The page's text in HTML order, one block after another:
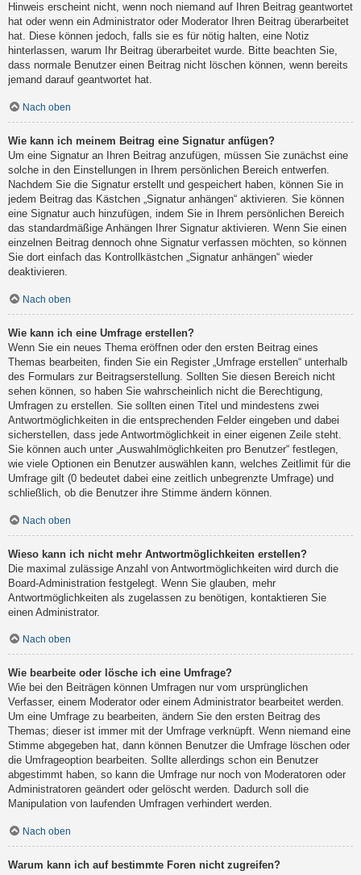
Hinweis erscheint nicht, wenn noch niemand auf Ihren Beitrag geantwortet
hat oder wenn ein Administrator oder Moderator Ihren Beitrag überarbeitet
hat. Diese können jedoch, falls sie es für nötig halten, eine Notiz
hinterlassen, warum Ihr Beitrag überarbeitet wurde. Bitte beachten Sie,
dass normale Benutzer einen Beitrag nicht löschen können, wenn bereits
jemand darauf geantwortet hat.
Nach oben
Wie kann ich meinem Beitrag eine Signatur anfügen?
Um eine Signatur an Ihren Beitrag anzufügen, müssen Sie zunächst eine
solche in den Einstellungen in Ihrem persönlichen Bereich entwerfen.
Nachdem Sie die Signatur erstellt und gespeichert haben, können Sie in
jedem Beitrag das Kästchen „Signatur anhängen“ aktivieren. Sie können
eine Signatur auch hinzufügen, indem Sie in Ihrem persönlichen Bereich
das standardmäßige Anhängen Ihrer Signatur aktivieren. Wenn Sie einen
einzelnen Beitrag dennoch ohne Signatur verfassen möchten, so können
Sie dort einfach das Kontrollkästchen „Signatur anhängen“ wieder
deaktivieren.
Nach oben
Wie kann ich eine Umfrage erstellen?
Wenn Sie ein neues Thema eröffnen oder den ersten Beitrag eines
Themas bearbeiten, finden Sie ein Register „Umfrage erstellen“ unterhalb
des Formulars zur Beitragserstellung. Sollten Sie diesen Bereich nicht
sehen können, so haben Sie wahrscheinlich nicht die Berechtigung,
Umfragen zu erstellen. Sie sollten einen Titel und mindestens zwei
Antwortmöglichkeiten in die entsprechenden Felder eingeben und dabei
sicherstellen, dass jede Antwortmöglichkeit in einer eigenen Zeile steht.
Sie können auch unter „Auswahlmöglichkeiten pro Benutzer“ festlegen,
wie viele Optionen ein Benutzer auswählen kann, welches Zeitlimit für die
Umfrage gilt (0 bedeutet dabei eine zeitlich unbegrenzte Umfrage) und
schließlich, ob die Benutzer ihre Stimme ändern können.
Nach oben
Wieso kann ich nicht mehr Antwortmöglichkeiten erstellen?
Die maximal zulässige Anzahl von Antwortmöglichkeiten wird durch die
Board-Administration festgelegt. Wenn Sie glauben, mehr
Antwortmöglichkeiten als zugelassen zu benötigen, kontaktieren Sie
einen Administrator.
Nach oben
Wie bearbeite oder lösche ich eine Umfrage?
Wie bei den Beiträgen können Umfragen nur vom ursprünglichen
Verfasser, einem Moderator oder einem Administrator bearbeitet werden.
Um eine Umfrage zu bearbeiten, ändern Sie den ersten Beitrag des
Themas; dieser ist immer mit der Umfrage verknüpft. Wenn niemand eine
Stimme abgegeben hat, dann können Benutzer die Umfrage löschen oder
die Umfrageoption bearbeiten. Sollte allerdings schon ein Benutzer
abgestimmt haben, so kann die Umfrage nur noch von Moderatoren oder
Administratoren geändert oder gelöscht werden. Dadurch soll die
Manipulation von laufenden Umfragen verhindert werden.
Nach oben
Warum kann ich auf bestimmte Foren nicht zugreifen?